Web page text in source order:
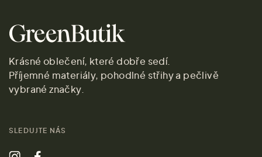
Krásné oblečení, které dobře sedí.
Příjemné materiály, pohodlné střihy a pečlivě
vybrané značky.
SLEDUJTE NÁS